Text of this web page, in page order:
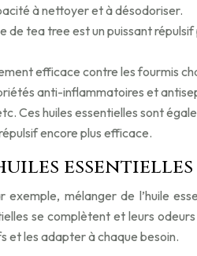
à nettoyer et à désodoriser.
de tea tree est un puissant
efficace contre les fourmis
anti-inflammatoires et
Ces huiles essentielles sont
encore plus efficace.
essentielles
mélanger de l’huile
se complètent et leurs
et les adapter à chaque besoin.